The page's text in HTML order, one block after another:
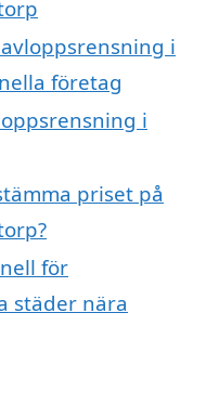
i
företag
i
priset på
för
städer nära